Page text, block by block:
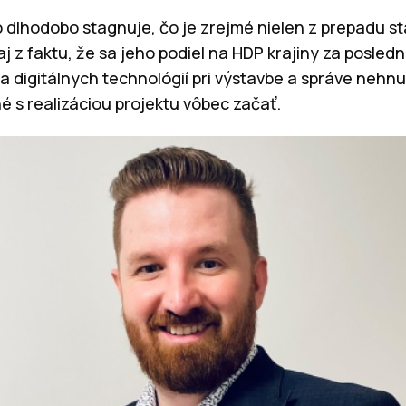
stagnuje, čo je zrejmé nielen z prepadu
z faktu, že sa jeho podiel na HDP krajiny za
digitálnych technológií pri výstavbe a správe
s realizáciou projektu vôbec začať.